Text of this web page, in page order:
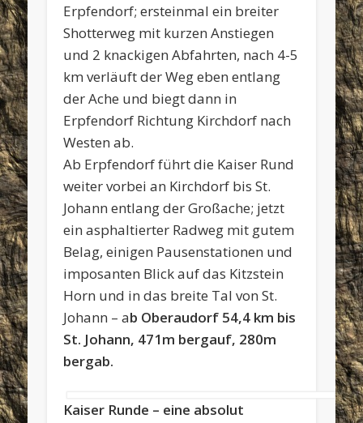
Erpfendorf; ersteinmal ein breiter
Shotterweg mit kurzen Anstiegen
und 2 knackigen Abfahrten, nach 4-5
km verläuft der Weg eben entlang
der Ache und biegt dann in
Erpfendorf Richtung Kirchdorf nach
Westen ab.
Ab Erpfendorf führt die Kaiser Rund
weiter vorbei an Kirchdorf bis St.
Johann entlang der Großache; jetzt
ein asphaltierter Radweg mit gutem
Belag, einigen Pausenstationen und
imposanten Blick auf das Kitzstein
Horn und in das breite Tal von St.
Johann – ab Oberaudorf 54,4 km bis
St. Johann, 471m bergauf, 280m
bergab.
Kaiser Runde – eine absolut